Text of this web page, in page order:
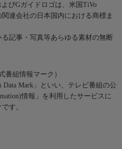
びGガイドロゴは、米国TiVo
連会社の日本国内における商標ま
記事・写真等あらゆる素材の無断
番組情報マーク）
Data Mark」といい、テレビ番組の公
情報」を利用したサービスに
す。